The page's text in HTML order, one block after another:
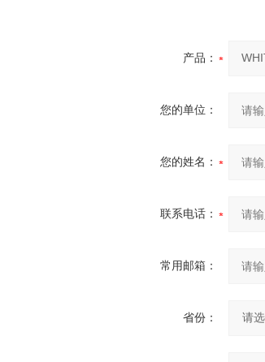
产品：
您的单位：
您的姓名：
联系电话：
常用邮箱：
省份：